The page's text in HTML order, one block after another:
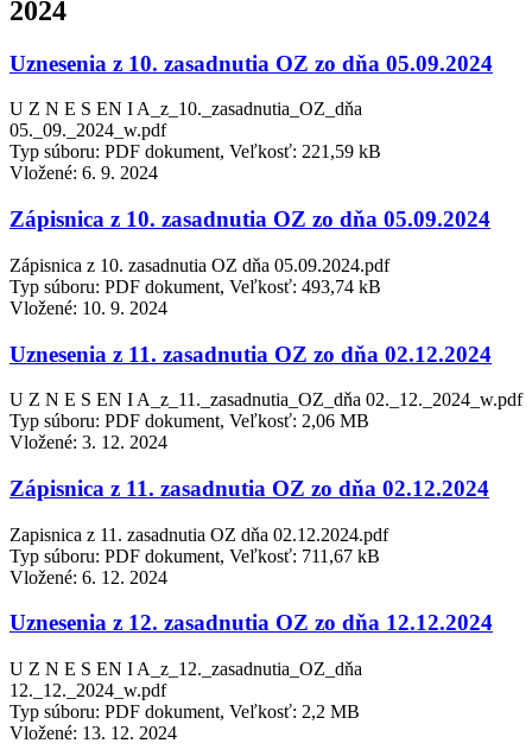
2024
Uznesenia z 10. zasadnutia OZ zo dňa 05.09.2024
U Z N E S EN I A_z_10._zasadnutia_OZ_dňa
05._09._2024_w.pdf
Typ súboru: PDF dokument, Veľkosť: 221,59 kB
Vložené: 6. 9. 2024
Zápisnica z 10. zasadnutia OZ zo dňa 05.09.2024
Zápisnica z 10. zasadnutia OZ dňa 05.09.2024.pdf
Typ súboru: PDF dokument, Veľkosť: 493,74 kB
Vložené: 10. 9. 2024
Uznesenia z 11. zasadnutia OZ zo dňa 02.12.2024
U Z N E S EN I A_z_11._zasadnutia_OZ_dňa 02._12._2024_w.pdf
Typ súboru: PDF dokument, Veľkosť: 2,06 MB
Vložené: 3. 12. 2024
Zápisnica z 11. zasadnutia OZ zo dňa 02.12.2024
Zapisnica z 11. zasadnutia OZ dňa 02.12.2024.pdf
Typ súboru: PDF dokument, Veľkosť: 711,67 kB
Vložené: 6. 12. 2024
Uznesenia z 12. zasadnutia OZ zo dňa 12.12.2024
U Z N E S EN I A_z_12._zasadnutia_OZ_dňa
12._12._2024_w.pdf
Typ súboru: PDF dokument, Veľkosť: 2,2 MB
Vložené: 13. 12. 2024